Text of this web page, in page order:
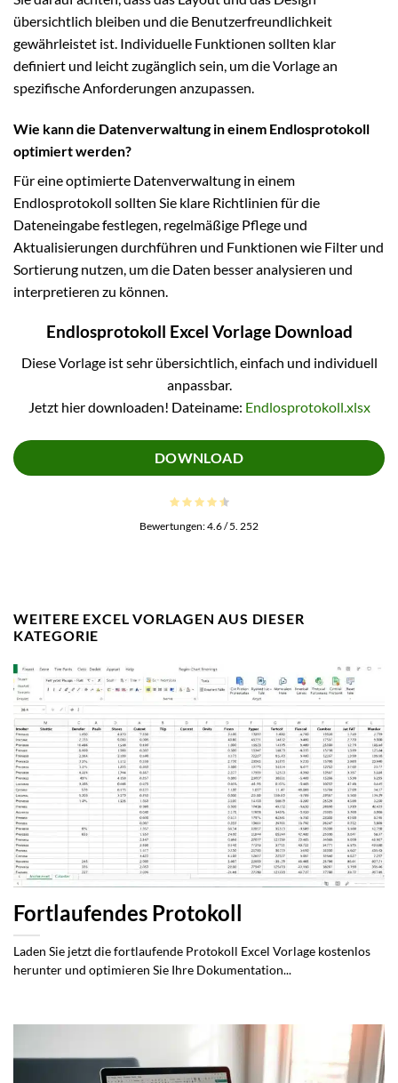
übersichtlich bleiben und die Benutzerfreundlichkeit
gewährleistet ist. Individuelle Funktionen sollten klar
definiert und leicht zugänglich sein, um die Vorlage an
spezifische Anforderungen anzupassen.
Wie kann die Datenverwaltung in einem Endlosprotokoll
optimiert werden?
Für eine optimierte Datenverwaltung in einem
Endlosprotokoll sollten Sie klare Richtlinien für die
Dateneingabe festlegen, regelmäßige Pflege und
Aktualisierungen durchführen und Funktionen wie Filter und
Sortierung nutzen, um die Daten besser analysieren und
interpretieren zu können.
Endlosprotokoll Excel Vorlage Download
Diese Vorlage ist sehr übersichtlich, einfach und individuell
anpassbar.
Jetzt hier downloaden! Dateiname: Endlosprotokoll.xlsx
DOWNLOAD
Bewertungen:4.6/ 5. 252
WEITERE EXCEL VORLAGEN AUS DIESER
KATEGORIE
Fortlaufendes Protokoll
Laden Sie jetzt die fortlaufende Protokoll Excel Vorlage kostenlos
herunter und optimieren Sie Ihre Dokumentation...